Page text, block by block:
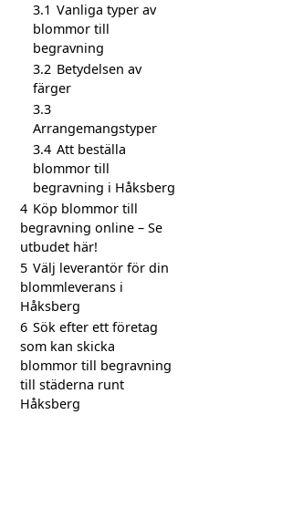
3.1 Vanliga typer av
blommor till
begravning
3.2 Betydelsen av
färger
3.3
Arrangemangstyper
3.4 Att beställa
blommor till
begravning i Håksberg
4 Köp blommor till
begravning online – Se
utbudet här!
5 Välj leverantör för din
blommleverans i
Håksberg
6 Sök efter ett företag
som kan skicka
blommor till begravning
till städerna runt
Håksberg